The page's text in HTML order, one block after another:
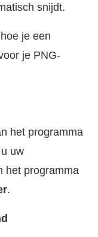
snijdt.
je een
je PNG-
het programma
uw
het programma
.